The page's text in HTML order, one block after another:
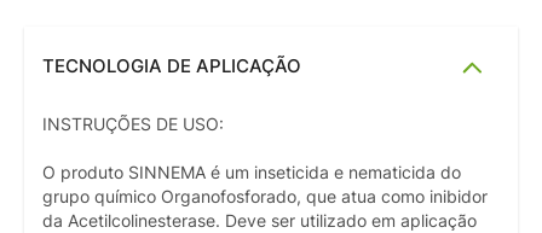
TECNOLOGIA DE APLICAÇÃO
INSTRUÇÕES DE USO:
O produto SINNEMA é um inseticida e nematicida do
grupo químico Organofosforado, que atua como inibidor
da Acetilcolinesterase. Deve ser utilizado em aplicação